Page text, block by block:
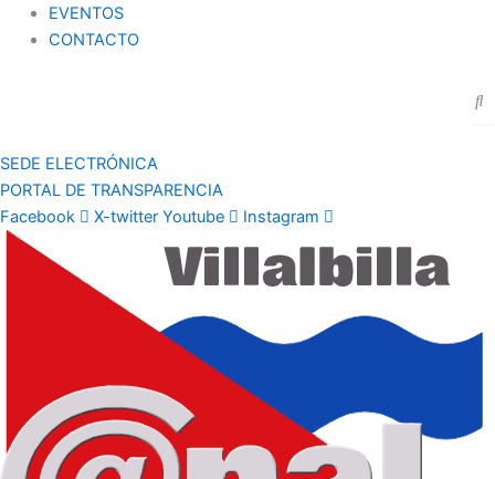
EVENTOS
CONTACTO
SEDE ELECTRÓNICA
PORTAL DE TRANSPARENCIA
Facebook
X-twitter Youtube Instagram